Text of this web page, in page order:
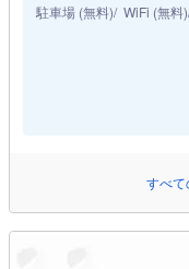
駐車場 (無料) WiFi (無料)
すべて